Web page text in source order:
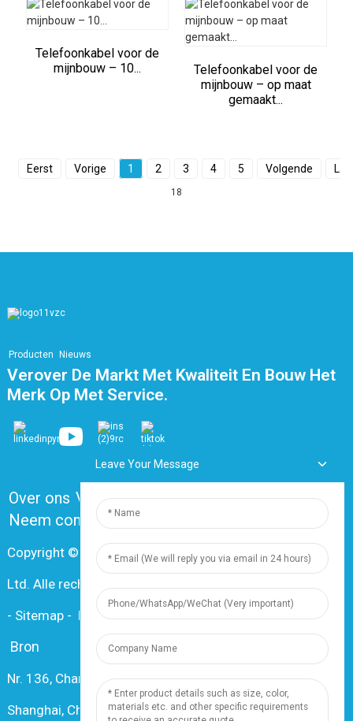
Telefoonkabel voor de
mijnbouw – 10...
Telefoonkabel voor de
mijnbouw – op maat
gemaakt...
Eerst Vorige 1 2 3 4 5 Volgende
18
Producten Nieuws
Verover De Markt Met Kwaliteit En Bouw Het
Merk Op Met Service.
Over ons Veelgestelde vragen
Neem contact met ons op
Copyright © 2024 Shanghai Dingzun Electric & Cable Co.,
Ltd. Alle rechten voorbehouden.
- Sitemap- Resource
Bron
Nr. 136, Changxiang Rd., Nanxiang Town, 201802,
Shanghai, China
Leave Your Message